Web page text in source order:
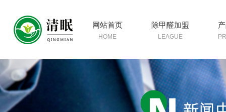
网站首页
HOME
除甲醛加盟
LEAGUE